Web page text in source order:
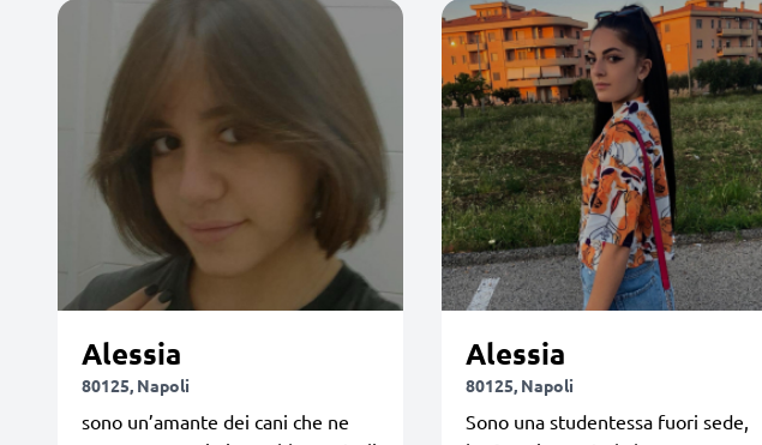
Alessia
80125, Napoli
sono un’amante dei cani che ne
Alessia
80125, Napoli
Sono una studentessa fuori sede,